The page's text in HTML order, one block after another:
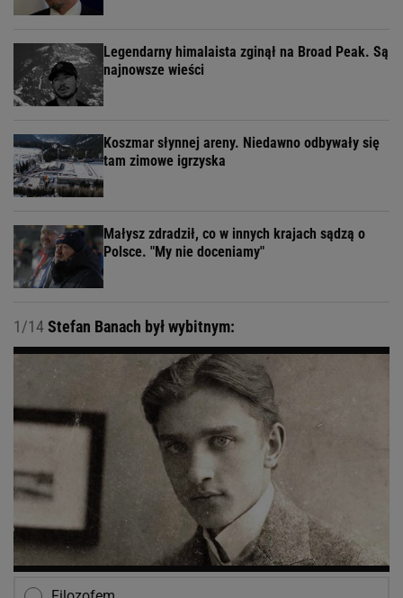
Legendarny himalaista zginął na Broad Peak. Są
najnowsze wieści
Koszmar słynnej areny. Niedawno odbywały się
tam zimowe igrzyska
Małysz zdradził, co w innych krajach sądzą o
Polsce. "My nie doceniamy"
1/14Stefan Banach był wybitnym: